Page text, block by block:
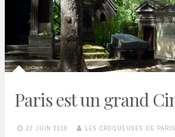
Paris est un grand
22 JUIN 2016 LES CROQUEUSES DE PARIS